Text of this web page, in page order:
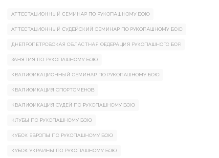
АТТЕСТАЦИОННЫЙ СЕМИНАР ПО РУКОПАШНОМУ БОЮ
АТТЕСТАЦИОННЫЙ СУДЕЙСКИЙ СЕМИНАР ПО РУКОПАШНОМУ БОЮ
ДНЕПРОПЕТРОВСКАЯ ОБЛАСТНАЯ ФЕДЕРАЦИЯ РУКОПАШНОГО БОЯ
ЗАНЯТИЯ ПО РУКОПАШНОМУ БОЮ
КВАЛИФИКАЦИОННЫЙ СЕМИНАР ПО РУКОПАШНОМУ БОЮ
КВАЛИФИКАЦИЯ СПОРТСМЕНОВ
КВАЛИФИКАЦИЯ СУДЕЙ ПО РУКОПАШНОМУ БОЮ
КЛУБЫ ПО РУКОПАШНОМУ БОЮ
КУБОК ЕВРОПЫ ПО РУКОПАШНОМУ БОЮ
КУБОК УКРАИНЫ ПО РУКОПАШНОМУ БОЮ